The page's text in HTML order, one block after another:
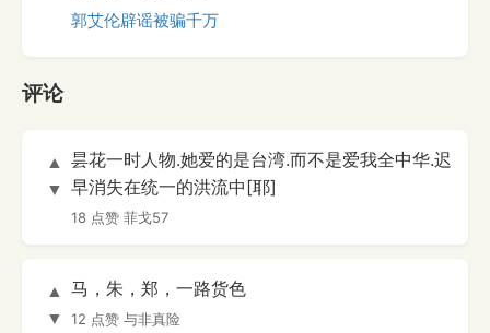
郭艾伦辟谣被骗千万
评论
▲
▼
昙花一时人物.她爱的是台湾.而不是爱我全中华.迟
早消失在统一的洪流中[耶]
18 点赞 菲戈57
▲
▼
马，朱，郑，一路货色
12 点赞 与非真险